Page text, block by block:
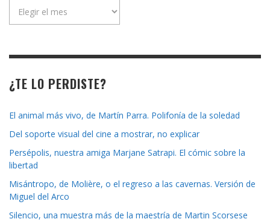
¿TE LO PERDISTE?
El animal más vivo, de Martín Parra. Polifonía de la soledad
Del soporte visual del cine a mostrar, no explicar
Persépolis, nuestra amiga Marjane Satrapi. El cómic sobre la
libertad
Misántropo, de Molière, o el regreso a las cavernas. Versión de
Miguel del Arco
Silencio, una muestra más de la maestría de Martin Scorsese